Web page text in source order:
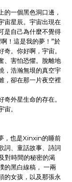
一個黑色洞口邊，
宙星辰。宇宙出現在
是自己為什麼不覺得
！這是我的夢！”於
。你好啊，宇宙。
、害怕恐懼。脫離地
，浩瀚無垠的真空宇
，卻在那一片夜空裡
外星生命的存在。
。
，也是Xinxin的睡前
詞、童話故事、詩詞
對時間的秘密的渴
的黑白線稿， 一兩
的女孩，以及那張永